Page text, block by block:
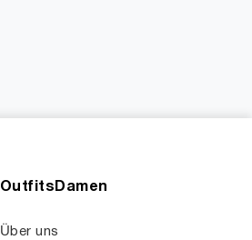
OutfitsDamen
Über uns